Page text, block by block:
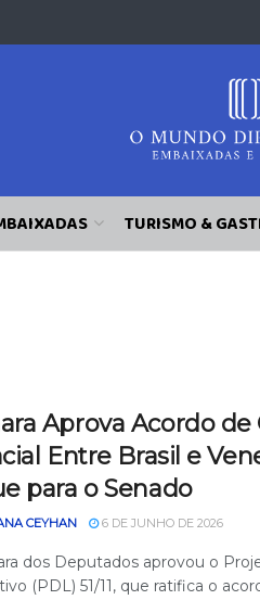
TURISMO &
Aprova Acordo de
Entre Brasil e
para o Senado
CEYHAN 6 DE JUNHO DE 2026
dos Deputados aprovou o
(PDL) 51/11, que ratifica o